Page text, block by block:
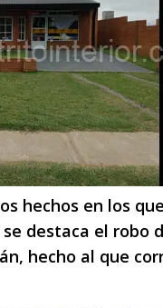
hechos en los
destaca el
hecho al que